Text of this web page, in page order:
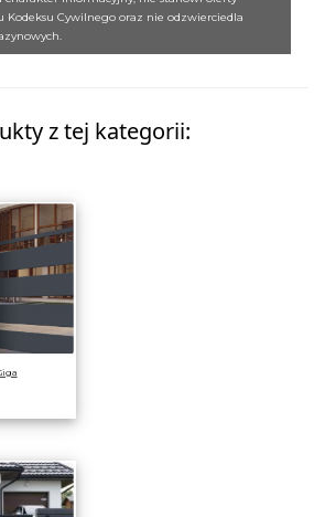
Cywilnego oraz nie odzwierciedla
z tej kategorii: